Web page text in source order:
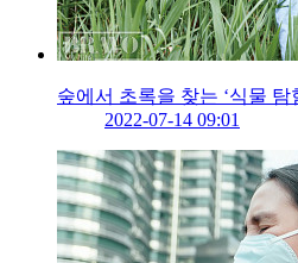
숲에서 초록을 찾는 ‘식물
2022-07-14 09:01